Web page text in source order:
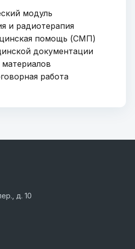
модуль
и радиотерапия
помощь (СМП)
документации
работа
д. 10